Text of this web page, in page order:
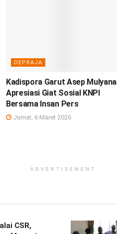
DEPRAJA
Kadispora Garut Asep Mulyana
Apresiasi Giat Sosial KNPI
Bersama Insan Pers
Jumat, 6 Maret 2026
ADVERTISEMENT
CSR,